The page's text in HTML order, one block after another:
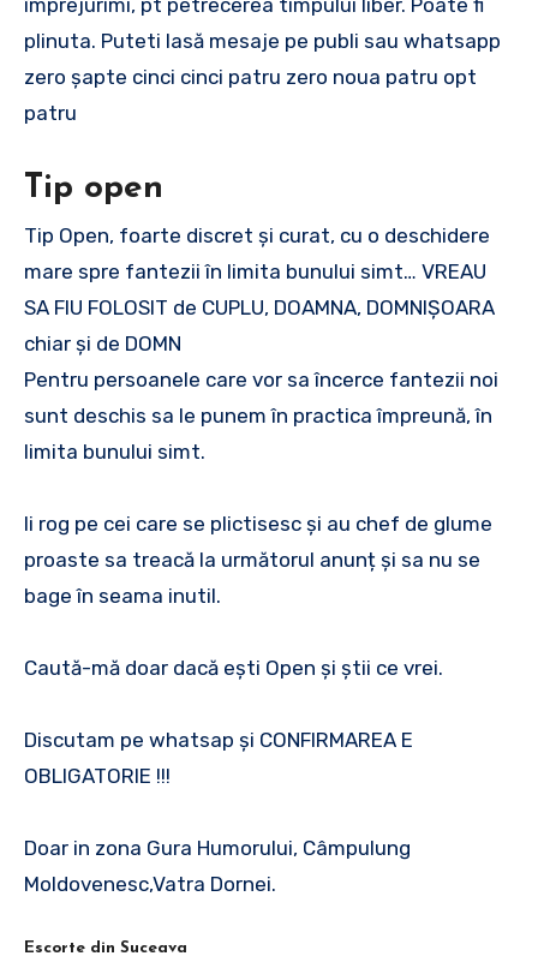
plinuta. Puteti lasă mesaje pe publi sau whatsapp
zero șapte cinci cinci patru zero noua patru opt
patru
Tip open
Tip Open, foarte discret și curat, cu o deschidere
mare spre fantezii în limita bunului simt… VREAU
SA FIU FOLOSIT de CUPLU, DOAMNA, DOMNIȘOARA
chiar și de DOMN
Pentru persoanele care vor sa încerce fantezii noi
sunt deschis sa le punem în practica împreună, în
limita bunului simt.
Ii rog pe cei care se plictisesc și au chef de glume
proaste sa treacă la următorul anunț și sa nu se
bage în seama inutil.
Caută-mă doar dacă ești Open și știi ce vrei.
Discutam pe whatsap și CONFIRMAREA E
OBLIGATORIE !!!
Doar in zona Gura Humorului, Câmpulung
Moldovenesc,Vatra Dornei.
Escorte din Suceava